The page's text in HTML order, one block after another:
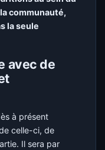
communauté,
la seule
avec de
à présent
celle-ci, de
Il sera par